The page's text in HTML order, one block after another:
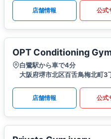
店舗情報 公式
OPT Conditioning
白鷺駅から車で4分
大阪府堺市北区百舌鳥梅北町3
店舗情報 公式